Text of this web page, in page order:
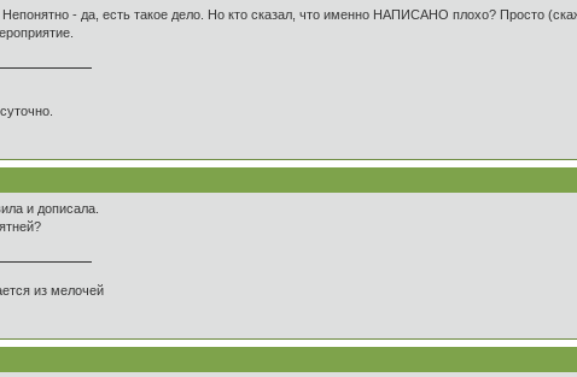
- да, есть такое дело. Но кто сказал, что именно НАПИСАНО плохо? Просто
и дописала.
из мелочей